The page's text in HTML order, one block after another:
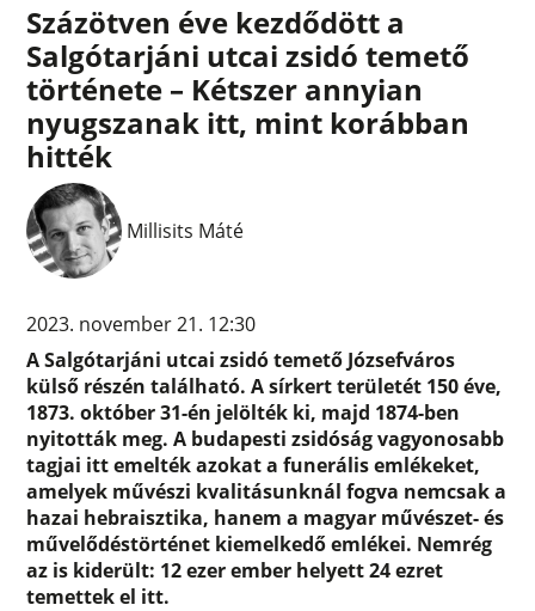
Százötven éve kezdődött a
Salgótarjáni utcai zsidó temető
története – Kétszer annyian
nyugszanak itt, mint korábban
hitték
Millisits Máté
2023. november 21. 12:30
A Salgótarjáni utcai zsidó temető Józsefváros
külső részén található. A sírkert területét 150 éve,
1873. október 31-én jelölték ki, majd 1874-ben
nyitották meg. A budapesti zsidóság vagyonosabb
tagjai itt emelték azokat a funerális emlékeket,
amelyek művészi kvalitásunknál fogva nemcsak a
hazai hebraisztika, hanem a magyar művészet- és
művelődéstörténet kiemelkedő emlékei. Nemrég
az is kiderült: 12 ezer ember helyett 24 ezret
temettek el itt.